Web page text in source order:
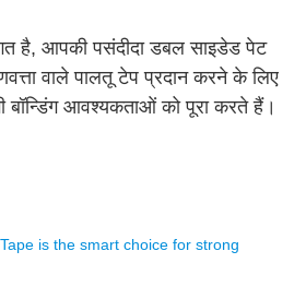
है, आपकी पसंदीदा डबल साइडेड पेट
वाले पालतू टेप प्रदान करने के लिए
बॉन्डिंग आवश्यकताओं को पूरा करते हैं।
और उत्कृष्टता के प्रति प्रतिबद्धता के